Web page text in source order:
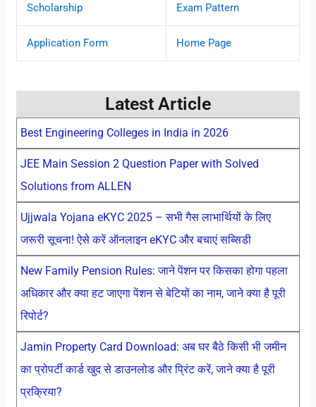
Scholarship Exam Pattern
Application Form Home Page
Latest Article
Best Engineering Colleges in India in 2026
JEE Main Session 2 Question Paper with Solved
Solutions from ALLEN
Ujjwala Yojana eKYC 2025 – सभी गैस लाभार्थियों के लिए
जरूरी सूचना! ऐसे करें ऑनलाइन eKYC और बचाएं सब्सिडी
New Family Pension Rules: जाने पेंशन पर किसका होगा पहला
अधिकार और क्या हट जाएगा पेंशन से बेटियों का नाम, जाने क्या है पूरी
रिपोर्ट?
Jamin Property Card Download: अब घर बैठे किसी भी जमीन
का प्रोपर्टी कार्ड खुद से डाउनलोड और प्रिंट करें, जाने क्या है पूरी
प्रक्रिया?